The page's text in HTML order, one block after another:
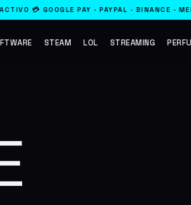
PAY · PAYPAL · BINANCE · MERCADO PAGO ·⚡
STEAM LOL STREAMING